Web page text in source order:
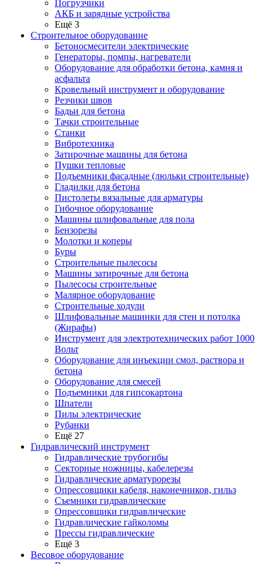
Погрузчики
АКБ и зарядные устройства
Ещё 3
Строительное оборудование
Бетоносмесители электрические
Генераторы, помпы, нагреватели
Оборудование для обработки бетона, камня и
асфальта
Кровельный инструмент и оборудование
Резчики швов
Бадьи для бетона
Тачки строительные
Станки
Вибротехника
Затирочные машины для бетона
Пушки тепловые
Подъемники фасадные (люльки строительные)
Гладилки для бетона
Пистолеты вязальные для арматуры
Гибочное оборудование
Машины шлифовальные для пола
Бензорезы
Молотки и коперы
Буры
Строительные пылесосы
Машины затирочные для бетона
Пылесосы строительные
Малярное оборудование
Строительные ходули
Шлифовальные машинки для стен и потолка
(Жирафы)
Инструмент для электротехнических работ 1000
Вольт
Оборудование для инъекции смол, раствора и
бетона
Оборудование для смесей
Подъемники для гипсокартона
Шпатели
Пилы электрические
Рубанки
Ещё 27
Гидравлический инструмент
Гидравлические трубогибы
Секторные ножницы, кабелерезы
Гидравлические арматурорезы
Опрессовщики кабеля, наконечников, гильз
Съемники гидравлические
Опрессовщики гидравлические
Гидравлические гайколомы
Прессы гидравлические
Ещё 3
Весовое оборудование